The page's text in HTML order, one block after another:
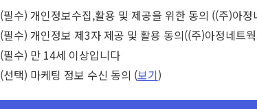
(필수) 개인정보수집,활용 및 제공을 위한 동의 ((주)아정
(필수) 개인정보 제3자 제공 및 활용 동의((주)아정네트
(필수) 만 14세 이상입니다
(선택) 마케팅 정보 수신 동의 (보기)